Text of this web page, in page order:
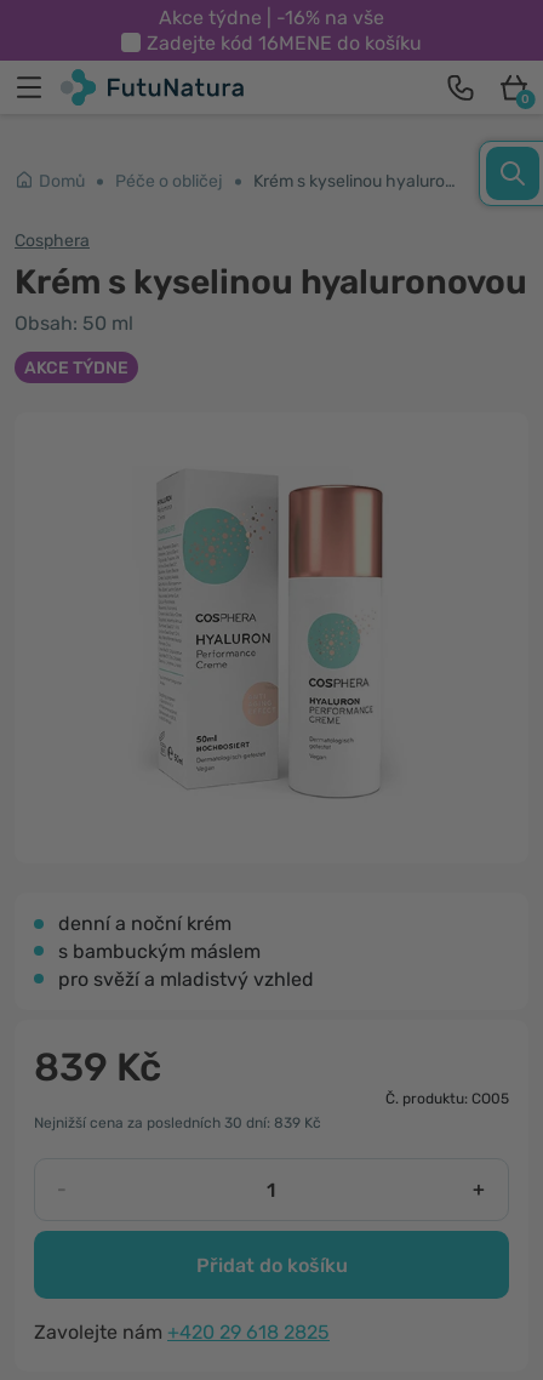
Akce týdne | -16% na vše
Zadejte kód 16MENE do košíku
0
Domů Péče o obličej Krém s kyselinou hyaluronovou
Cosphera
Krém s kyselinou hyaluronovou
Obsah: 50 ml
AKCE TÝDNE
denní a noční krém
s bambuckým máslem
pro svěží a mladistvý vzhled
839 Kč
Č. produktu: CO05
Nejnižší cena za posledních 30 dní: 839 Kč
- +
Přidat do košíku
Zavolejte nám +420 29 618 2825